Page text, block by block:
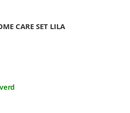
CARE SET LILA